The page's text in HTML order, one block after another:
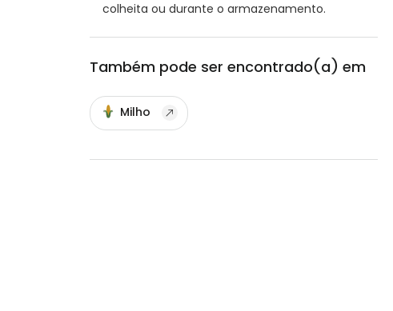
colheita ou durante o armazenamento.
Também pode ser encontrado(a) em
Milho